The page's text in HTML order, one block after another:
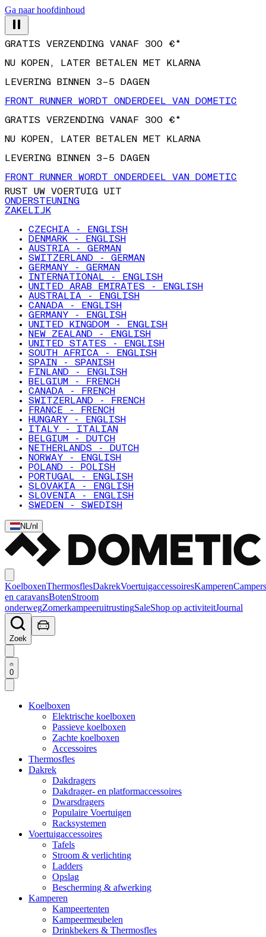
Ga naar hoofdinhoud
NU KOPEN, LATER BETALEN MET KLARNA
LEVERING BINNEN 3–5 DAGEN
FRONT RUNNER WORDT ONDERDEEL VAN DOMETIC
GRATIS VERZENDING VANAF 300 €*
NU KOPEN, LATER BETALEN MET KLARNA
LEVERING BINNEN 3–5 DAGEN
FRONT RUNNER WORDT ONDERDEEL VAN DOMETIC
RUST UW VOERTUIG UIT
ONDERSTEUNING
ZAKELIJK
CZECHIA - ENGLISH
DENMARK - ENGLISH
AUSTRIA - GERMAN
SWITZERLAND - GERMAN
GERMANY - GERMAN
INTERNATIONAL - ENGLISH
UNITED ARAB EMIRATES - ENGLISH
AUSTRALIA - ENGLISH
CANADA - ENGLISH
GERMANY - ENGLISH
UNITED KINGDOM - ENGLISH
NEW ZEALAND - ENGLISH
UNITED STATES - ENGLISH
SOUTH AFRICA - ENGLISH
SPAIN - SPANISH
FINLAND - ENGLISH
BELGIUM - FRENCH
CANADA - FRENCH
SWITZERLAND - FRENCH
FRANCE - FRENCH
HUNGARY - ENGLISH
ITALY - ITALIAN
BELGIUM - DUTCH
NETHERLANDS - DUTCH
NORWAY - ENGLISH
POLAND - POLISH
PORTUGAL - ENGLISH
SLOVAKIA - ENGLISH
SLOVENIA - ENGLISH
SWEDEN - SWEDISH
NL/nl
KoelboxenThermosflesDakrekVoertuigaccessoiresKamperenCampers
en caravansBotenStroom
onderwegZomerkampeeruitrustingSaleShop op activiteitJournal
Zoek
0
Koelboxen
Elektrische koelboxen
Passieve koelboxen
Zachte koelboxen
Accessoires
Thermosfles
Dakrek
Dakdragers
Dakdrager- en platformaccessoires
Dwarsdragers
Populaire Voertuigen
Racksystemen
Voertuigaccessoires
Tafels
Stroom & verlichting
Ladders
Opslag
Bescherming & afwerking
Kamperen
Kampeertenten
Kampeermeubelen
Drinkbekers & Thermosfles